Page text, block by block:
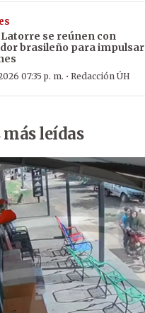
se reúnen con
brasileño para impulsar
07:35 p. m. · Redacción ÚH
leídas